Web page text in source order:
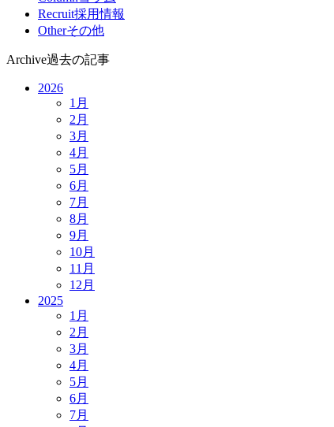
Recruit採用情報
Otherその他
Archive過去の記事
2026
1 月
2 月
3月
4月
5月
6月
7月
8月
9月
10月
11 月
12 月
2025
1 月
2 月
3月
4月
5月
6月
7月